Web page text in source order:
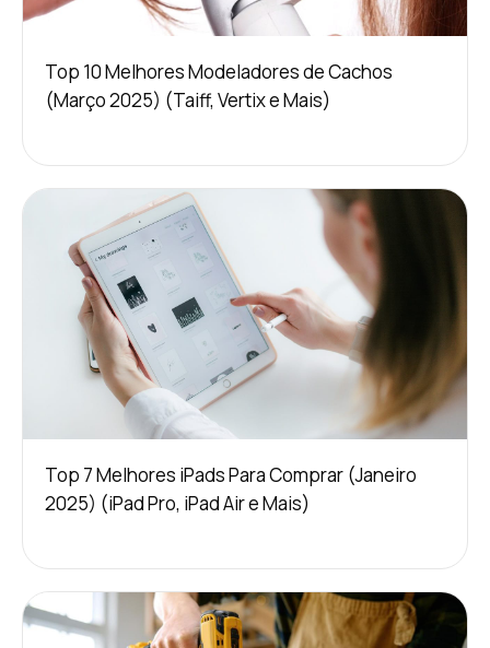
Top 10 Melhores Modeladores de Cachos
(Março 2025) (Taiff, Vertix e Mais)
Top 7 Melhores iPads Para Comprar (Janeiro
2025) (iPad Pro, iPad Air e Mais)